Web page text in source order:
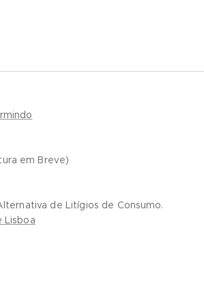
em Breve)
de Litígios de Consumo.
Lisboa